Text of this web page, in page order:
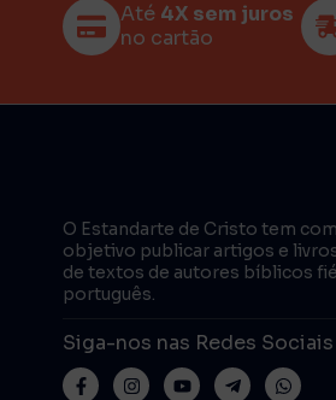
Até 4X sem juros
no cartão
O Estandarte de Cristo tem
objetivo publicar artigos e
de textos de autores bíblicos
português.
Siga-nos nas Redes Sociais